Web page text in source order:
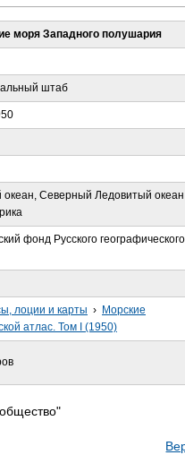
моря Западного полушария
штаб
океан, Северный Ледовитый
фонд Русского географического
лоции и карты › Морские
атлас. Том I (1950)